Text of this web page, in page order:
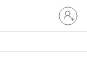
Logga
in
på
konto